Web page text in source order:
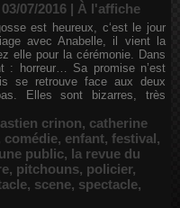
07/2016 | À l'affiche
est heureux, c‘est le jour
avec Anabelle, il vient la
elle pour la cérémonie. Dans
: horreur… Sa promise n’est
se retrouve face aux deux
Elles sont bizarres, très
crinon, catherine
comédie, enfant, festival,
public, la revue du
, pitchouns, policier,
, scene, spectacle,